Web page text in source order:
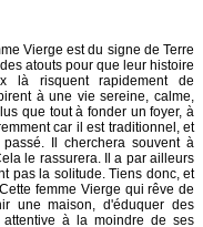
Vierge est du signe de Terre
atouts pour que leur histoire
là risquent rapidement de
à une vie sereine, calme,
que tout à fonder un foyer, à
car il est traditionnel, et
Il cherchera souvent à
le rassurera. Il a par ailleurs
pas la solitude. Tiens donc, et
femme Vierge qui rêve de
une maison, d'éduquer des
attentive à la moindre de ses